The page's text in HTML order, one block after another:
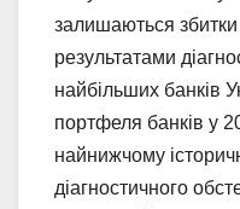
залишаються
результатами
найбільших банків
портфеля банків у
найнижчому
діагностичного